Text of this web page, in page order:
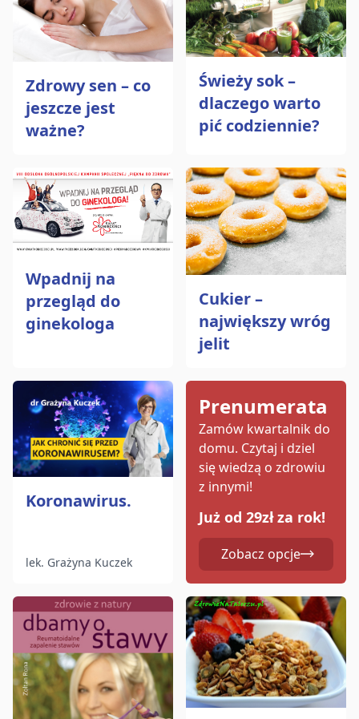
Zdrowy sen – co
jeszcze jest
ważne?
Świeży sok –
dlaczego warto
pić codziennie?
Wpadnij na
przegląd do
ginekologa
Cukier –
największy wróg
jelit
Koronawirus.
lek. Grażyna Kuczek
Prenumerata
Zamów kwartalnik do
domu. Czytaj i dziel
się wiedzą o zdrowiu
z innymi!
Już od 29zł za rok!
Zobacz opcje